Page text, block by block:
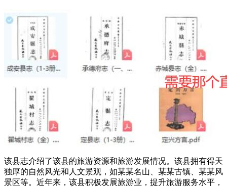
该县志介绍了该县的旅游资源和旅游发展情况。该县拥有得天
独厚的自然风光和人文景观，如某某名山、某某古镇、某某风
景区等。近年来，该县积极发展旅游业，提升旅游服务水平，